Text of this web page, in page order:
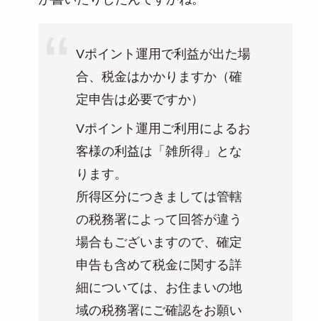
Vポイント運用で利益が出た場
合、税金はかかりますか（確
定申告は必要ですか）
Vポイント運用ご利用によるお
客様の利益は「雑所得」とな
ります。
所得区分につきましては管轄
の税務署によって回答が違う
場合もございますので、確定
申告も含めて税金に関する詳
細については、お住まいの地
域の税務署にご確認をお願い